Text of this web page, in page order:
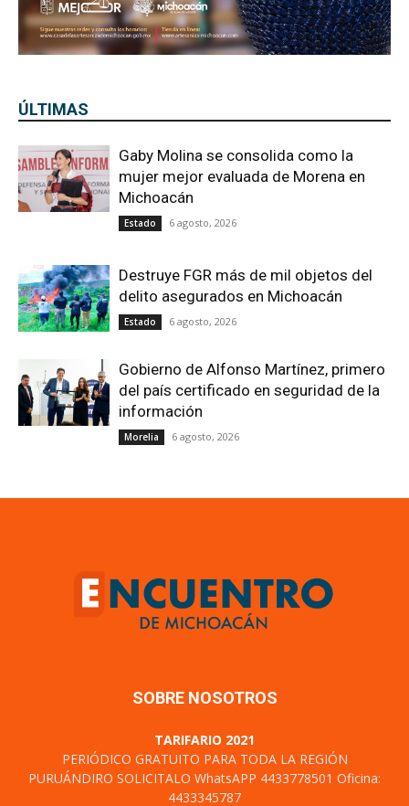
ÚLTIMAS
Gaby Molina se consolida como la
mujer mejor evaluada de Morena en
Michoacán
Estado 6 agosto, 2026
Destruye FGR más de mil objetos del
delito asegurados en Michoacán
Estado 6 agosto, 2026
Gobierno de Alfonso Martínez, primero
del país certificado en seguridad de la
información
Morelia 6 agosto, 2026
SOBRE NOSOTROS
TARIFARIO 2021
PERIÓDICO GRATUITO PARA TODA LA REGIÓN
PURUÁNDIRO SOLICITALO WhatsAPP 4433778501 Oficina:
4433345787